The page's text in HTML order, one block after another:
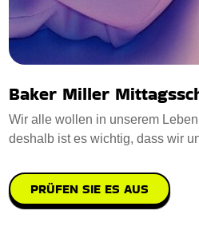
Baker Miller
Wir alle wollen in unserem
deshalb ist es wichtig, dass wir
PRÜFEN SIE ES AUS